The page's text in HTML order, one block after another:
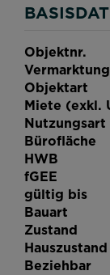
Objektnr.
Objektart
Miete (exkl.
Nutzungsart
Bürofläche
HWB
fGEE
gültig bis
Bauart
Zustand
Hauszustand
Beziehbar